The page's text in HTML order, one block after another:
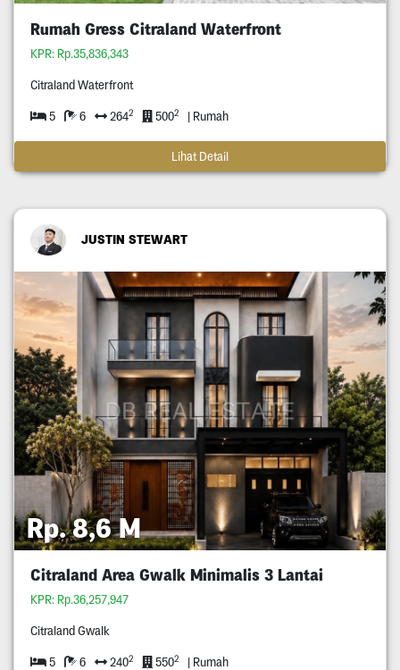
Rumah Gress Citraland Waterfront
KPR: Rp.35,836,343
Citraland Waterfront
5 6 2642 5002 | Rumah
Lihat Detail
JUSTIN STEWART
Rp. 8,6 M
Citraland Area Gwalk Minimalis 3 Lantai
KPR: Rp.36,257,947
Citraland Gwalk
5 6 2402 5502 | Rumah